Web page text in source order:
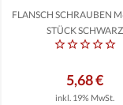
FLANSCH SCHRAUBEN
STÜCK SCHWARZ
5,68 €
inkl. 19% MwSt.